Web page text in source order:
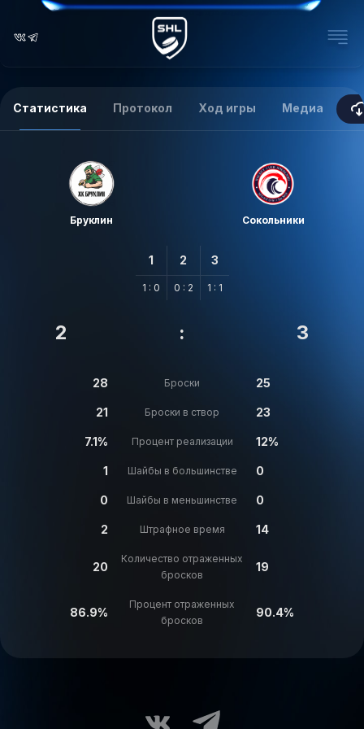
Статистика Протокол Ход игры Медиа
Бруклин Сокольники
1
1 : 0
2
0 : 2
3
1 : 1
2 : 3
28 Броски 25
21 Броски в створ 23
7.1% Процент реализации 12%
1 Шайбы в большинстве 0
0 Шайбы в меньшинстве 0
2 Штрафное время 14
20
Количество отраженных
бросков
19
86.9%
Процент отраженных
бросков
90.4%